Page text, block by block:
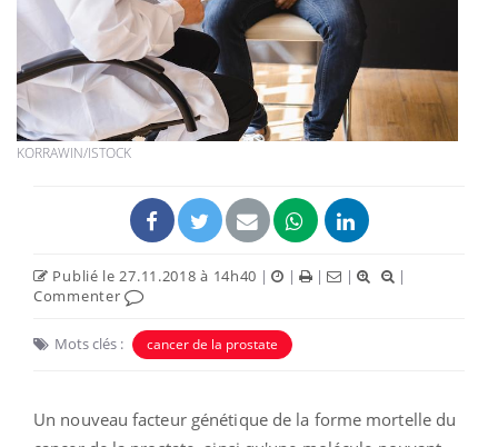
KORRAWIN/ISTOCK
Publié le 27.11.2018 à 14h40 | | | |
|
Commenter
Mots clés : cancer de la prostate
Un nouveau facteur génétique de la forme mortelle du